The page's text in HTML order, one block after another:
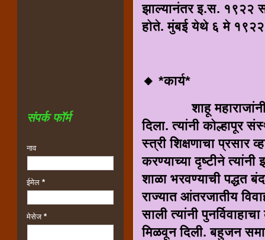
झाल्यानंतर इ.स. १९२२
होते. मुंबई येथे ६ मे १९२२
🔸 *कार्य*
शाहू महाराजांनी
दिला. त्यांनी कोल्हापूर
स्त्री शिक्षणाचा प्रसार
करण्याच्या दृष्टीने
शाळा भरवण्याची पद्धत
राज्यात आंतरजातीय
साली त्यांनी
मिळवून दिली. बहुजन
संपर्क फॉर्म
नाव
ईमेल*
मेसेज*